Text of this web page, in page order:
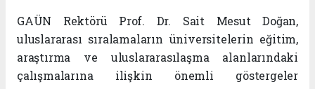
GAÜN Rektörü Prof. Dr. Sait Mesut Doğan,
uluslararası sıralamaların üniversitelerin eğitim,
araştırma ve uluslararasılaşma alanlarındaki
çalışmalarına ilişkin önemli göstergeler